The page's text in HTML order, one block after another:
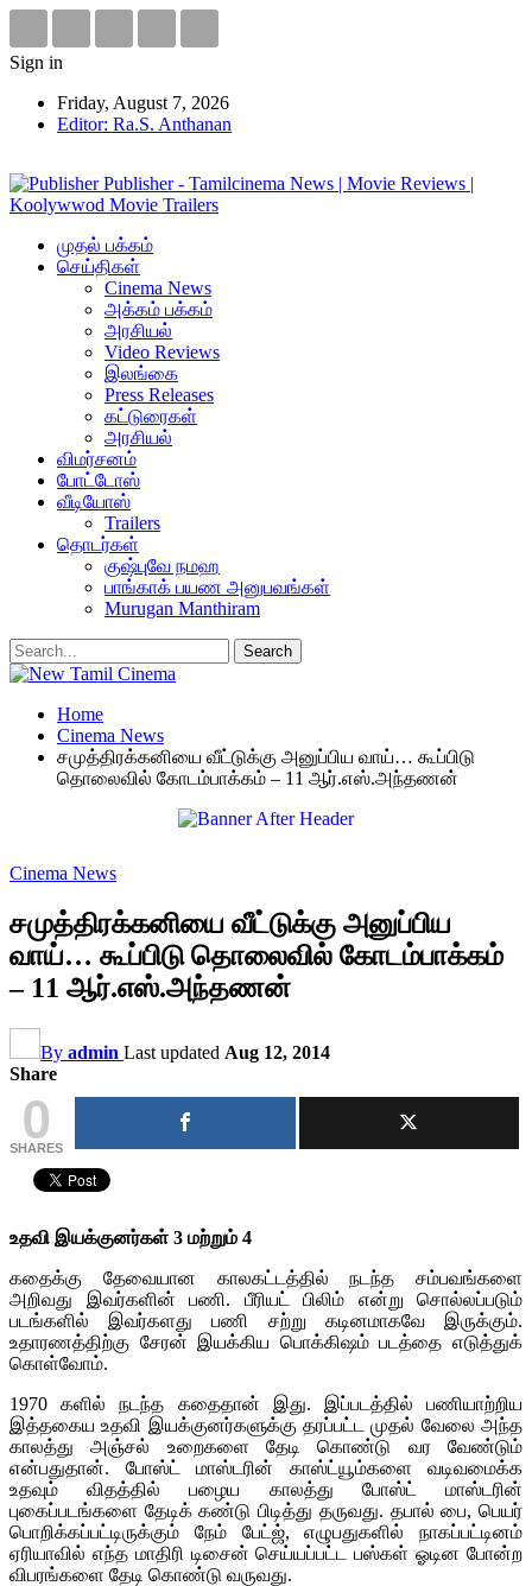
Sign in
Friday, August 7, 2026
Editor: Ra.S. Anthanan
Publisher - Tamilcinema News | Movie Reviews |
Koolywwod Movie Trailers
முதல் பக்கம்
செய்திகள்
Cinema News
அக்கம் பக்கம்
அரசியல்
Video Reviews
இலங்கை
Press Releases
கட்டுரைகள்
அரசியல்
விமர்சனம்
போட்டோஸ்
வீடியோஸ்
Trailers
தொடர்கள்
குஷ்புவே நமஹ
பாங்காக் பயண அனுபவங்கள்
Murugan Manthiram
Home
Cinema News
சமுத்திரக்கனியை வீட்டுக்கு அனுப்பிய வாய்… கூப்பிடு
தொலைவில் கோடம்பாக்கம் – 11 ஆர்.எஸ்.அந்தணன்
Cinema News
சமுத்திரக்கனியை வீட்டுக்கு அனுப்பிய
வாய்… கூப்பிடு தொலைவில் கோடம்பாக்கம்
– 11 ஆர்.எஸ்.அந்தணன்
By admin Last updated Aug 12, 2014
Share
0
SHARES
உதவி இயக்குனர்கள் 3 மற்றும் 4
கதைக்கு தேவையான காலகட்டத்தில் நடந்த சம்பவங்களை
அறிவது இவர்களின் பணி. பீரியட் பிலிம் என்று சொல்லப்படும்
படங்களில் இவர்களது பணி சற்று கடினமாகவே இருக்கும்.
உதாரணத்திற்கு சேரன் இயக்கிய பொக்கிஷம் படத்தை எடுத்துக்
கொள்வோம்.
1970 களில் நடந்த கதைதான் இது. இப்படத்தில் பணியாற்றிய
இத்தகைய உதவி இயக்குனர்களுக்கு தரப்பட்ட முதல் வேலை அந்த
காலத்து அஞ்சல் உறைகளை தேடி கொண்டு வர வேண்டும்
என்பதுதான். போஸ்ட் மாஸ்டரின் காஸ்ட்யூம்களை வடிவமைக்க
உதவும் விதத்தில் பழைய காலத்து போஸ்ட் மாஸ்டரின்
புகைப்படங்களை தேடிக் கண்டு பிடித்து தருவது. தபால் பை, பெயர்
பொறிக்கப்பட்டிருக்கும் நேம் பேட்ஜ், எழுபதுகளில் நாகப்பட்டினம்
ஏரியாவில் எந்த மாதிரி டிசைன் செய்யப்பட்ட பஸ்கள் ஓடின போன்ற
விபரங்களை தேடி கொண்டு வருவது.